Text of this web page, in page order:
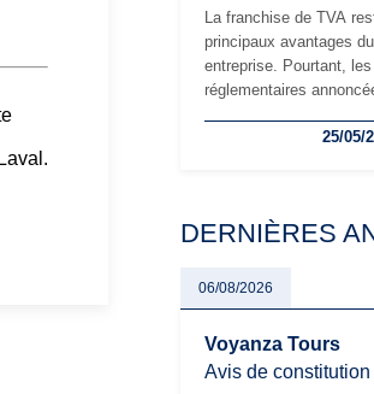
La franchise de TVA
principaux avantages
entreprise. Pourtant,
réglementaires
les auto-entrepreneurs,
évoluent dans un
oblige les indépendants
particulièrement
25/05/
DERNIÈRES
06/08/2026
Voyanza Tours
Avis de